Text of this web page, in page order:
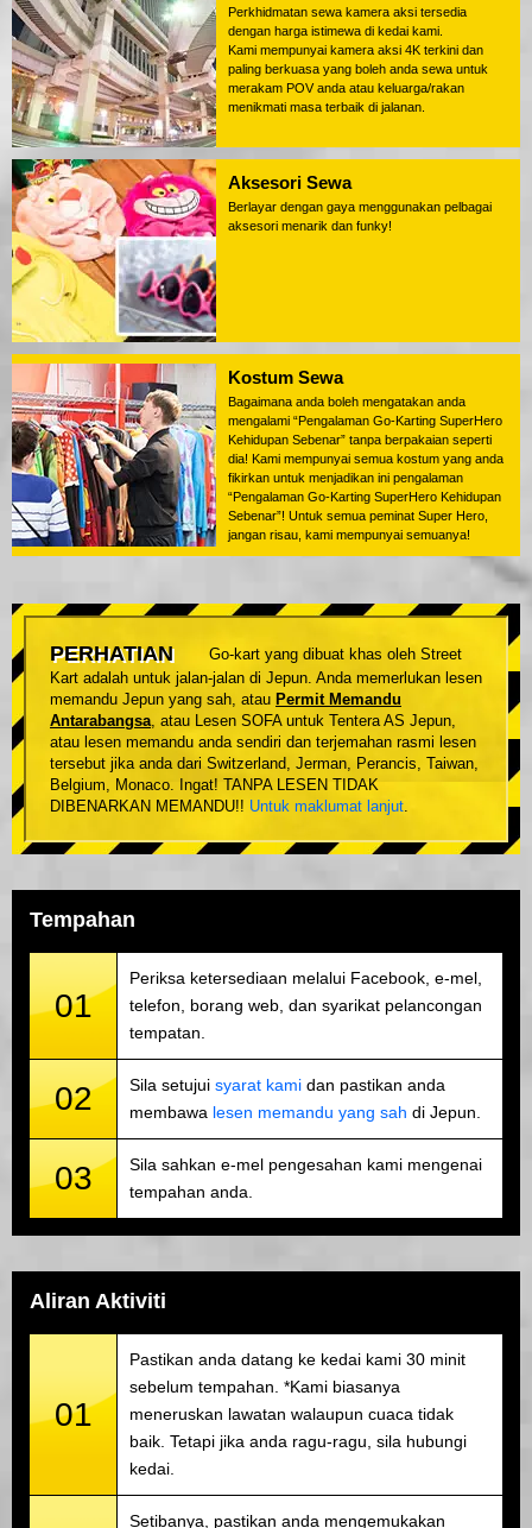
Perkhidmatan sewa kamera aksi tersedia
dengan harga istimewa di kedai kami.
Kami mempunyai kamera aksi 4K terkini dan
paling berkuasa yang boleh anda sewa untuk
merakam POV anda atau keluarga/rakan
menikmati masa terbaik di jalanan.
Aksesori Sewa
Berlayar dengan gaya menggunakan pelbagai
aksesori menarik dan funky!
Kostum Sewa
Bagaimana anda boleh mengatakan anda
mengalami “Pengalaman Go-Karting SuperHero
Kehidupan Sebenar” tanpa berpakaian seperti
dia! Kami mempunyai semua kostum yang anda
fikirkan untuk menjadikan ini pengalaman
“Pengalaman Go-Karting SuperHero Kehidupan
Sebenar”! Untuk semua peminat Super Hero,
jangan risau, kami mempunyai semuanya!
PERHATIAN
Go-kart yang dibuat khas oleh Street
Kart adalah untuk jalan-jalan di Jepun. Anda memerlukan lesen
memandu Jepun yang sah, atau Permit Memandu
Antarabangsa, atau Lesen SOFA untuk Tentera AS Jepun,
atau lesen memandu anda sendiri dan terjemahan rasmi lesen
tersebut jika anda dari Switzerland, Jerman, Perancis, Taiwan,
Belgium, Monaco. Ingat! TANPA LESEN TIDAK
DIBENARKAN MEMANDU!! Untuk maklumat lanjut.
Tempahan
01
Periksa ketersediaan melalui Facebook, e-mel,
telefon, borang web, dan syarikat pelancongan
tempatan.
02 Sila setujui syarat kami dan pastikan anda
membawa lesen memandu yang sah di Jepun.
03
Sila sahkan e-mel pengesahan kami mengenai
tempahan anda.
Aliran Aktiviti
01
Pastikan anda datang ke kedai kami 30 minit
sebelum tempahan. *Kami biasanya
meneruskan lawatan walaupun cuaca tidak
baik. Tetapi jika anda ragu-ragu, sila hubungi
kedai.
Setibanya, pastikan anda mengemukakan